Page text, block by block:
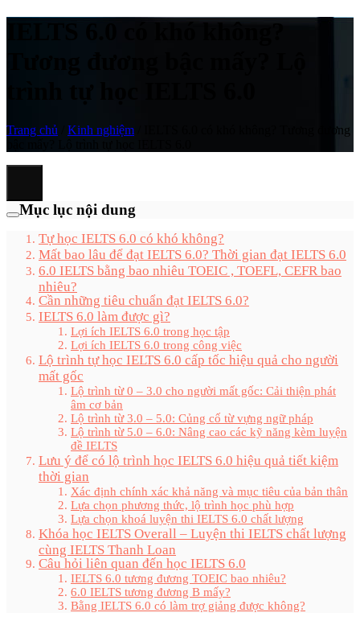
IELTS 6.0 có khó không?
Trang chủ Kinh nghiệm
IELTS 6.0 có khó không? Tương đương
Mục lục nội dung
Tự học IELTS 6.0 có khó không?
Mất bao lâu để đạt IELTS 6.0? Thời gian đạt IELTS 6.0
6.0 IELTS bằng bao nhiêu TOEIC , TOEFL, CEFR bao
nhiêu?
Cần những tiêu chuẩn đạt IELTS 6.0?
IELTS 6.0 làm được gì?
Lợi ích IELTS 6.0 trong học tập
Lợi ích IELTS 6.0 trong công việc
Lộ trình tự học IELTS 6.0 cấp tốc hiệu quả cho người
mất gốc
Lộ trình từ 0 – 3.0 cho người mất gốc: Cải thiện phát
âm cơ bản
Lộ trình từ 3.0 – 5.0: Củng cố từ vựng ngữ pháp
Lộ trình từ 5.0 – 6.0: Nâng cao các kỹ năng kèm luyện
đề IELTS
Lưu ý để có lộ trình học IELTS 6.0 hiệu quả tiết kiệm
thời gian
Xác định chính xác khả năng và mục tiêu của bản thân
Lựa chọn phương thức, lộ trình học phù hợp
Lựa chọn khoá luyện thi IELTS 6.0 chất lượng
Khóa học IELTS Overall – Luyện thi IELTS chất lượng
cùng IELTS Thanh Loan
Câu hỏi liên quan đến học IELTS 6.0
IELTS 6.0 tương đương TOEIC bao nhiêu?
6.0 IELTS tương đương B mấy?
Bằng IELTS 6.0 có làm trợ giảng được không?